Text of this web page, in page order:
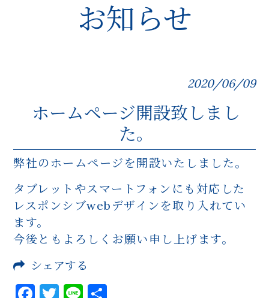
お知らせ
2020/06/09
ホームページ開設致しまし
た。
弊社のホームページを開設いたしました。
タブレットやスマートフォンにも対応した
レスポンシブwebデザインを取り入れてい
ます。
今後ともよろしくお願い申し上げます。
シェアする